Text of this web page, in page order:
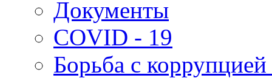
Документы
COVID - 19
Борьба с